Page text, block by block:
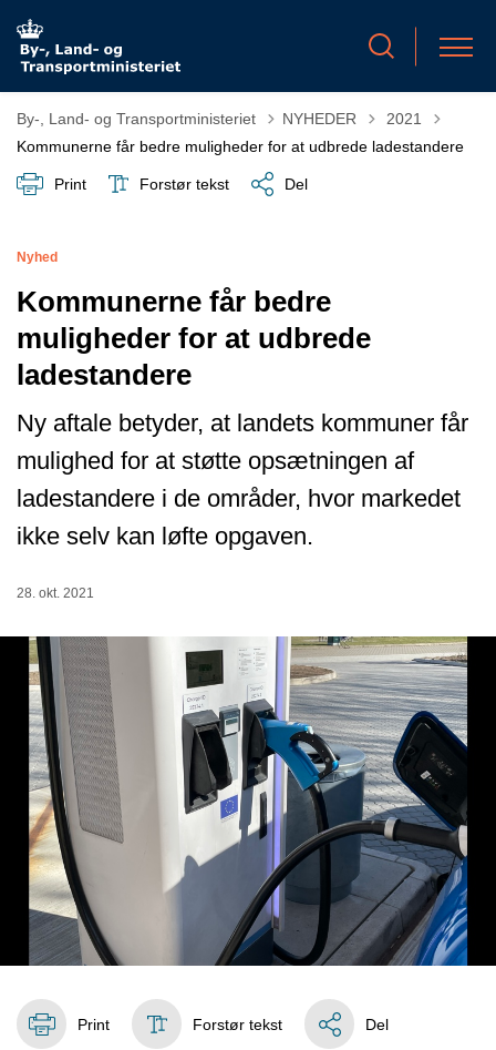
By-, Land- og Transportministeriet NYHEDER Tilbage til
2021
Kommunerne får bedre muligheder for at udbrede ladestandere
Print Forstør tekst Del
Nyhed
Kommunerne får bedre
muligheder for at udbrede
ladestandere
Ny aftale betyder, at landets kommuner får
mulighed for at støtte opsætningen af
ladestandere i de områder, hvor markedet
ikke selv kan løfte opgaven.
28. okt. 2021
Print Forstør tekst Del